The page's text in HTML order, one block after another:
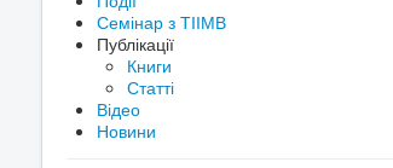
Семінар з ТІІМВ
Публікації
Книги
Статті
Відео
Новини